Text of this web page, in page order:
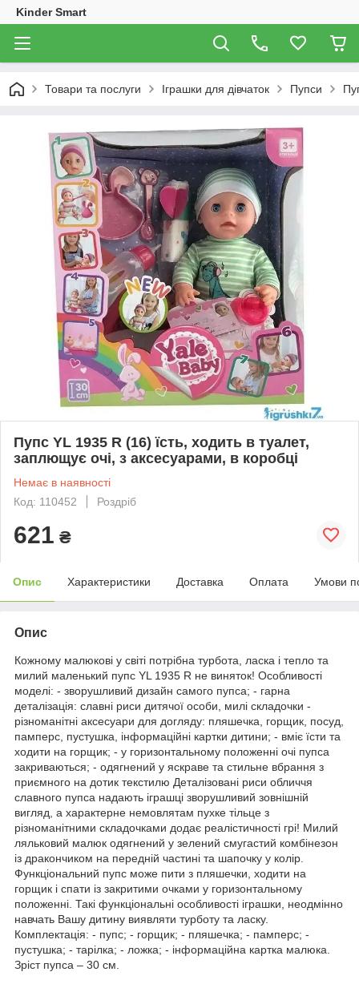
Kinder Smart
Товари та послуги Іграшки для дівчаток Пупси
Пупс YL 1935 R (16) їсть, ходить в туалет,
заплющує очі, з аксесуарами, в коробці
Немає в наявності
Код: 110452
Роздріб
621 ₴
Опис Характеристики Доставка Оплата Умови
Опис
Кожному малюкові у світі потрібна турбота, ласка і тепло та
милий маленький пупс YL 1935 R не виняток! Особливості
моделі: - зворушливий дизайн самого пупса; - гарна
деталізація: славні риси дитячої особи, милі складочки -
різноманітні аксесуари для догляду: пляшечка, горщик, посуд,
памперс, пустушка, інформаційні картки дитини; - вміє їсти та
ходити на горщик; - у горизонтальному положенні очі пупса
закриваються; - одягнений у яскраве та стильне вбрання з
приємного на дотик текстилю Деталізовані риси обличчя
славного пупса надають іграшці зворушливий зовнішній
вигляд, а характерне немовлятам пухке тільце з
різноманітними складочками додає реалістичності грі! Милий
ляльковий малюк одягнений у зелений смугастий комбінезон
із дракончиком на передній частині та шапочку у колір.
Функціональний пупс може пити з пляшечки, ходити на
горщик і спати із закритими очками у горизонтальному
положенні. Такі функціональні особливості іграшки, неодмінно
навчать Вашу дитину виявляти турботу та ласку.
Комплектація: - пупс; - горщик; - пляшечка; - памперс; -
пустушка; - тарілка; - ложка; - інформаційна картка малюка.
Зріст пупса – 30 см.